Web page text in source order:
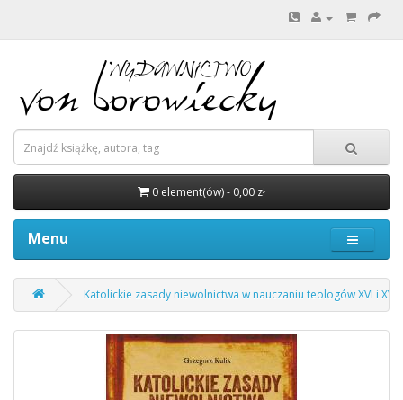
0 element(ów) - 0,00 zł
Menu
Katolickie zasady niewolnictwa w nauczaniu teologów XVI i XVII